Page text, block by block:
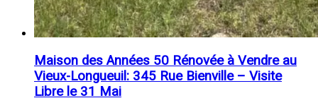
Maison des Années 50 Rénovée à Vendre au
Vieux-Longueuil: 345 Rue Bienville – Visite
Libre le 31 Mai